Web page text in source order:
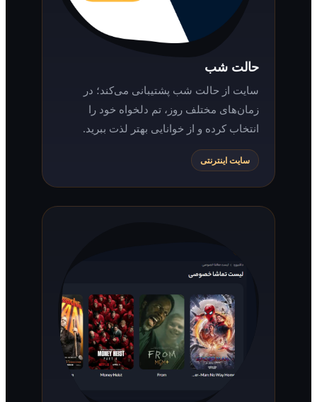
حالت شب
سایت از حالت شب پشتیبانی می‌کند؛ در
زمان‌های مختلف روز، تم دلخواه خود را
انتخاب کرده و از خوانایی بهتر لذت ببرید.
سایت اینترنتی